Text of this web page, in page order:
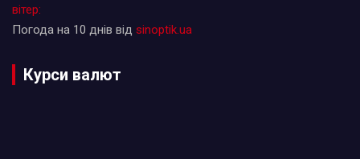
вітер:
Погода на 10 днів від sinoptik.ua
Курси валют